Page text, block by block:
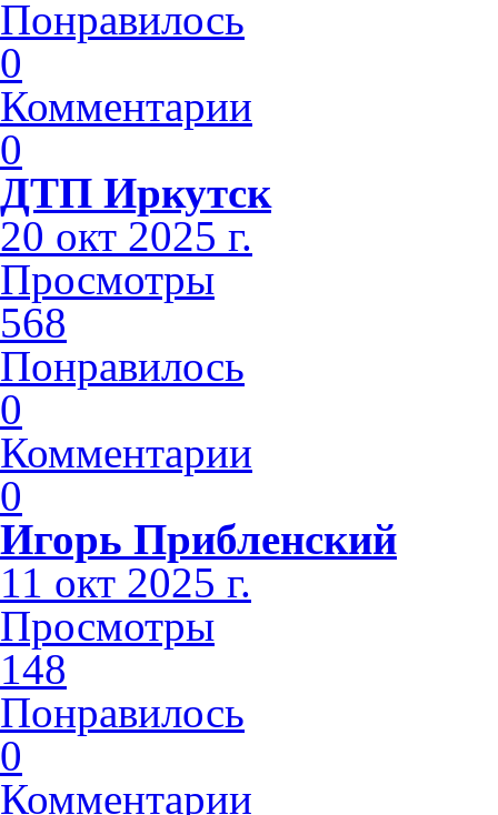
Понравилось
0
Комментарии
0
ДТП Иркутск
20 окт 2025 г.
Просмотры
568
Понравилось
0
Комментарии
0
Игорь Прибленский
11 окт 2025 г.
Просмотры
148
Понравилось
0
Комментарии